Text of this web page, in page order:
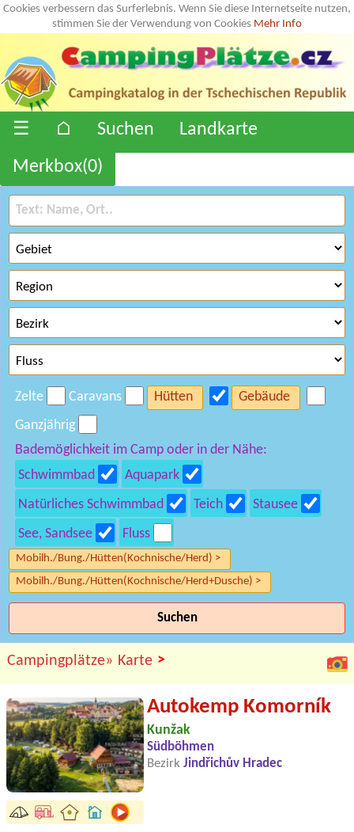
Cookies verbessern das Surferlebnis. Wenn Sie diese Internetseite nutzen,
stimmen Sie der Verwendung von Cookies Mehr Info
☰ ⌂ Suchen
Landkarte
Merkbox(0)
Zelte Caravans Hütten
Gebäude
Ganzjährig
Bademöglichkeit im Camp oder in der Nähe:
Schwimmbad
Aquapark
Natürliches Schwimmbad
Teich
Stausee
See, Sandsee
Fluss
Mobilh./Bung./Hütten(Kochnische/Herd) >
Mobilh./Bung./Hütten(Kochnische/Herd+Dusche) >
Suchen
Campingplätze» Karte >
Autokemp Komorník
Kunžak
Südböhmen
Bezirk Jindřichův Hradec